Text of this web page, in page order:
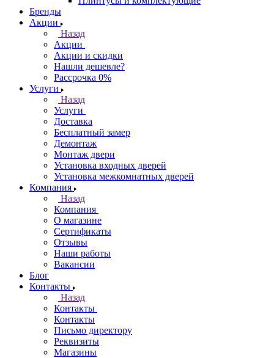
Бренды
Акции
Назад
Акции
Акции и скидки
Нашли дешевле?
Рассрочка 0%
Услуги
Назад
Услуги
Доставка
Бесплатный замер
Демонтаж
Монтаж двери
Установка входных дверей
Установка межкомнатных дверей
Компания
Назад
Компания
О магазине
Сертификаты
Отзывы
Наши работы
Вакансии
Блог
Контакты
Назад
Контакты
Контакты
Письмо директору
Реквизиты
Магазины